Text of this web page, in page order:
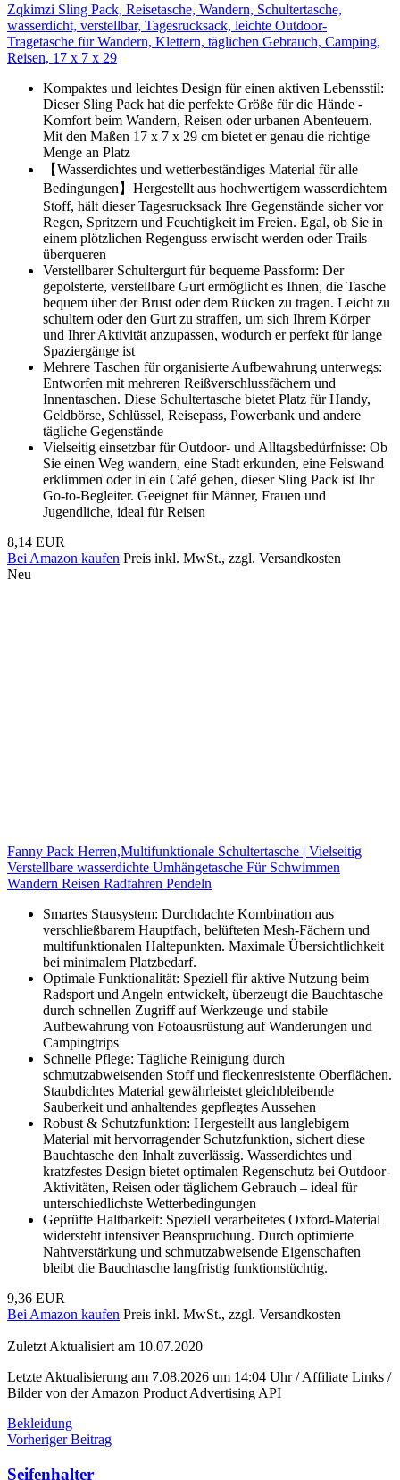
Zqkimzi Sling Pack, Reisetasche, Wandern, Schultertasche,
wasserdicht, verstellbar, Tagesrucksack, leichte Outdoor-
Tragetasche für Wandern, Klettern, täglichen Gebrauch, Camping,
Reisen, 17 x 7 x 29
Kompaktes und leichtes Design für einen aktiven Lebensstil:
Dieser Sling Pack hat die perfekte Größe für die Hände -
Komfort beim Wandern, Reisen oder urbanen Abenteuern.
Mit den Maßen 17 x 7 x 29 cm bietet er genau die richtige
Menge an Platz
【Wasserdichtes und wetterbeständiges Material für alle
Bedingungen】Hergestellt aus hochwertigem wasserdichtem
Stoff, hält dieser Tagesrucksack Ihre Gegenstände sicher vor
Regen, Spritzern und Feuchtigkeit im Freien. Egal, ob Sie in
einem plötzlichen Regenguss erwischt werden oder Trails
überqueren
Verstellbarer Schultergurt für bequeme Passform: Der
gepolsterte, verstellbare Gurt ermöglicht es Ihnen, die Tasche
bequem über der Brust oder dem Rücken zu tragen. Leicht zu
schultern oder den Gurt zu straffen, um sich Ihrem Körper
und Ihrer Aktivität anzupassen, wodurch er perfekt für lange
Spaziergänge ist
Mehrere Taschen für organisierte Aufbewahrung unterwegs:
Entworfen mit mehreren Reißverschlussfächern und
Innentaschen. Diese Schultertasche bietet Platz für Handy,
Geldbörse, Schlüssel, Reisepass, Powerbank und andere
tägliche Gegenstände
Vielseitig einsetzbar für Outdoor- und Alltagsbedürfnisse: Ob
Sie einen Weg wandern, eine Stadt erkunden, eine Felswand
erklimmen oder in ein Café gehen, dieser Sling Pack ist Ihr
Go-to-Begleiter. Geeignet für Männer, Frauen und
Jugendliche, ideal für Reisen
8,14 EUR
Bei Amazon kaufen Preis inkl. MwSt., zzgl. Versandkosten
Neu
Fanny Pack Herren,Multifunktionale Schultertasche | Vielseitig
Verstellbare wasserdichte Umhängetasche Für Schwimmen
Wandern Reisen Radfahren Pendeln
Smartes Stausystem: Durchdachte Kombination aus
verschließbarem Hauptfach, belüfteten Mesh-Fächern und
multifunktionalen Haltepunkten. Maximale Übersichtlichkeit
bei minimalem Platzbedarf.
Optimale Funktionalität: Speziell für aktive Nutzung beim
Radsport und Angeln entwickelt, überzeugt die Bauchtasche
durch schnellen Zugriff auf Werkzeuge und stabile
Aufbewahrung von Fotoausrüstung auf Wanderungen und
Campingtrips
Schnelle Pflege: Tägliche Reinigung durch
schmutzabweisenden Stoff und fleckenresistente Oberflächen.
Staubdichtes Material gewährleistet gleichbleibende
Sauberkeit und anhaltendes gepflegtes Aussehen
Robust & Schutzfunktion: Hergestellt aus langlebigem
Material mit hervorragender Schutzfunktion, sichert diese
Bauchtasche den Inhalt zuverlässig. Wasserdichtes und
kratzfestes Design bietet optimalen Regenschutz bei Outdoor-
Aktivitäten, Reisen oder täglichem Gebrauch – ideal für
unterschiedlichste Wetterbedingungen
Geprüfte Haltbarkeit: Speziell verarbeitetes Oxford-Material
widersteht intensiver Beanspruchung. Durch optimierte
Nahtverstärkung und schmutzabweisende Eigenschaften
bleibt die Bauchtasche langfristig funktionstüchtig.
9,36 EUR
Bei Amazon kaufen Preis inkl. MwSt., zzgl. Versandkosten
Zuletzt Aktualisiert am 10.07.2020
Letzte Aktualisierung am 7.08.2026 um 14:04 Uhr / Affiliate Links /
Bilder von der Amazon Product Advertising API
Bekleidung
Beitragsnavigation
Vorheriger Beitrag
Seifenhalter